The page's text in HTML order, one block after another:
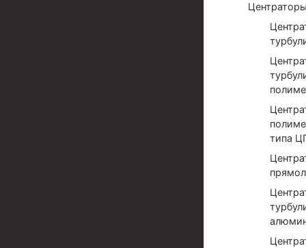
Оборудование для трубопроводов и
Циркуляционные системы и оборудование для
Технологическая оснастка обсадных колонн
типа